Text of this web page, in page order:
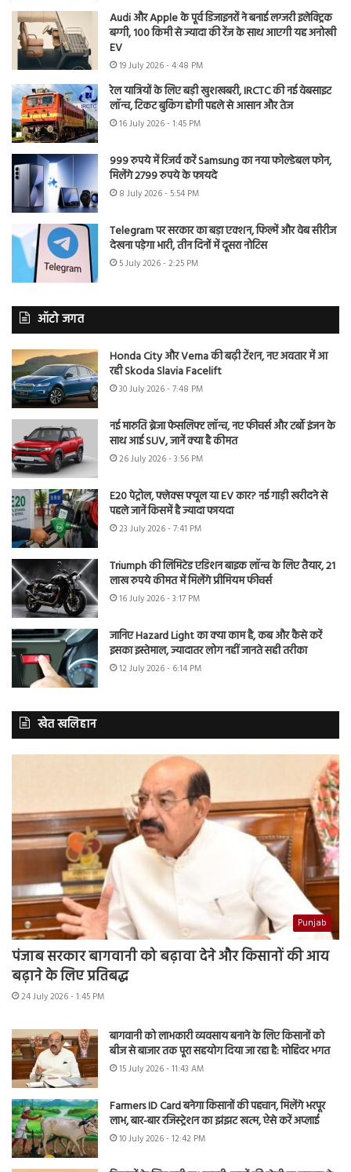
Audi और Apple के पूर्व डिजाइनरों ने बनाई लग्जरी इलेक्ट्रिक
बग्गी, 100 किमी से ज्यादा की रेंज के साथ आएगी यह अनोखी
EV
19 July 2026 - 4:48 PM
रेल यात्रियों के लिए बड़ी खुशखबरी, IRCTC की नई वेबसाइट
लॉन्च, टिकट बुकिंग होगी पहले से आसान और तेज
16 July 2026 - 1:45 PM
999 रुपये में रिजर्व करें Samsung का नया फोल्डेबल फोन,
मिलेंगे 2799 रुपये के फायदे
8 July 2026 - 5:54 PM
Telegram पर सरकार का बड़ा एक्शन, फिल्में और वेब सीरीज
देखना पड़ेगा भारी, तीन दिनों में दूसरा नोटिस
5 July 2026 - 2:25 PM
ऑटो जगत
Honda City और Verna की बढ़ी टेंशन, नए अवतार में आ
रही Skoda Slavia Facelift
30 July 2026 - 7:48 PM
नई मारुति ब्रेजा फेसलिफ्ट लॉन्च, नए फीचर्स और टर्बो इंजन के
साथ आई SUV, जानें क्या है कीमत
26 July 2026 - 3:56 PM
E20 पेट्रोल, फ्लेक्स फ्यूल या EV कार? नई गाड़ी खरीदने से
पहले जानें किसमें है ज्यादा फायदा
23 July 2026 - 7:41 PM
Triumph की लिमिटेड एडिशन बाइक लॉन्च के लिए तैयार, 21
लाख रुपये कीमत में मिलेंगे प्रीमियम फीचर्स
16 July 2026 - 3:17 PM
जानिए Hazard Light का क्या काम है, कब और कैसे करें
इसका इस्तेमाल, ज्यादातर लोग नहीं जानते सही तरीका
12 July 2026 - 6:14 PM
खेत खलिहान
Punjab
पंजाब सरकार बागवानी को बढ़ावा देने और किसानों की आय
बढ़ाने के लिए प्रतिबद्ध
24 July 2026 - 1:45 PM
बागवानी को लाभकारी व्यवसाय बनाने के लिए किसानों को
बीज से बाजार तक पूरा सहयोग दिया जा रहा है: मोहिंदर भगत
15 July 2026 - 11:43 AM
Farmers ID Card बनेगा किसानों की पहचान, मिलेंगे भरपूर
लाभ, बार-बार रजिस्ट्रेशन का झंझट खत्म, ऐसे करें अप्लाई
10 July 2026 - 12:42 PM